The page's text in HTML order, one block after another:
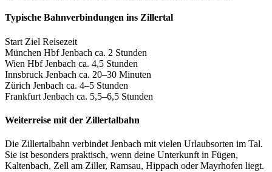
Typische Bahnverbindungen ins Zillertal
Start Ziel Reisezeit
München Hbf Jenbach ca. 2 Stunden
Wien Hbf Jenbach ca. 4,5 Stunden
Innsbruck Jenbach ca. 20–30 Minuten
Zürich Jenbach ca. 4–5 Stunden
Frankfurt Jenbach ca. 5,5–6,5 Stunden
Weiterreise mit der Zillertalbahn
Die Zillertalbahn verbindet Jenbach mit vielen Urlaubsorten im Tal.
Sie ist besonders praktisch, wenn deine Unterkunft in Fügen,
Kaltenbach, Zell am Ziller, Ramsau, Hippach oder Mayrhofen liegt.